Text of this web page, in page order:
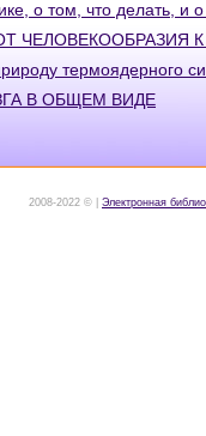
о том, что делать, и о
ОТ ЧЕЛОВЕКООБРАЗИЯ
термоядерного
В ОБЩЕМ ВИДЕ
2008-2022 © | Электронная